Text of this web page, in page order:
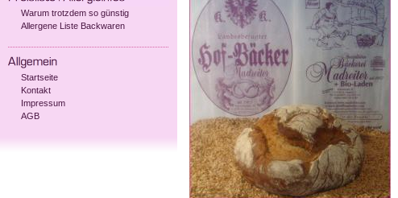
Warum trotzdem so günstig
Allergene Liste Backwaren
Startseite
Kontakt
Impressum
AGB